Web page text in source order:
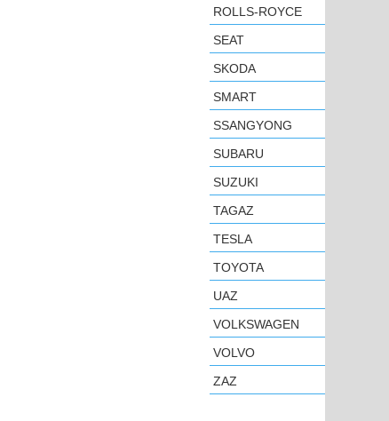
ROLLS-ROYCE
SEAT
SKODA
SMART
SSANGYONG
SUBARU
SUZUKI
TAGAZ
TESLA
TOYOTA
UAZ
VOLKSWAGEN
VOLVO
ZAZ